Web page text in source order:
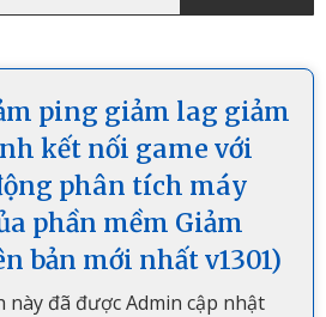
ping giảm lag giảm
kết nối game với
phân tích máy
phần mềm Giảm
bản mới nhất v1301)
này đã được Admin cập nhật